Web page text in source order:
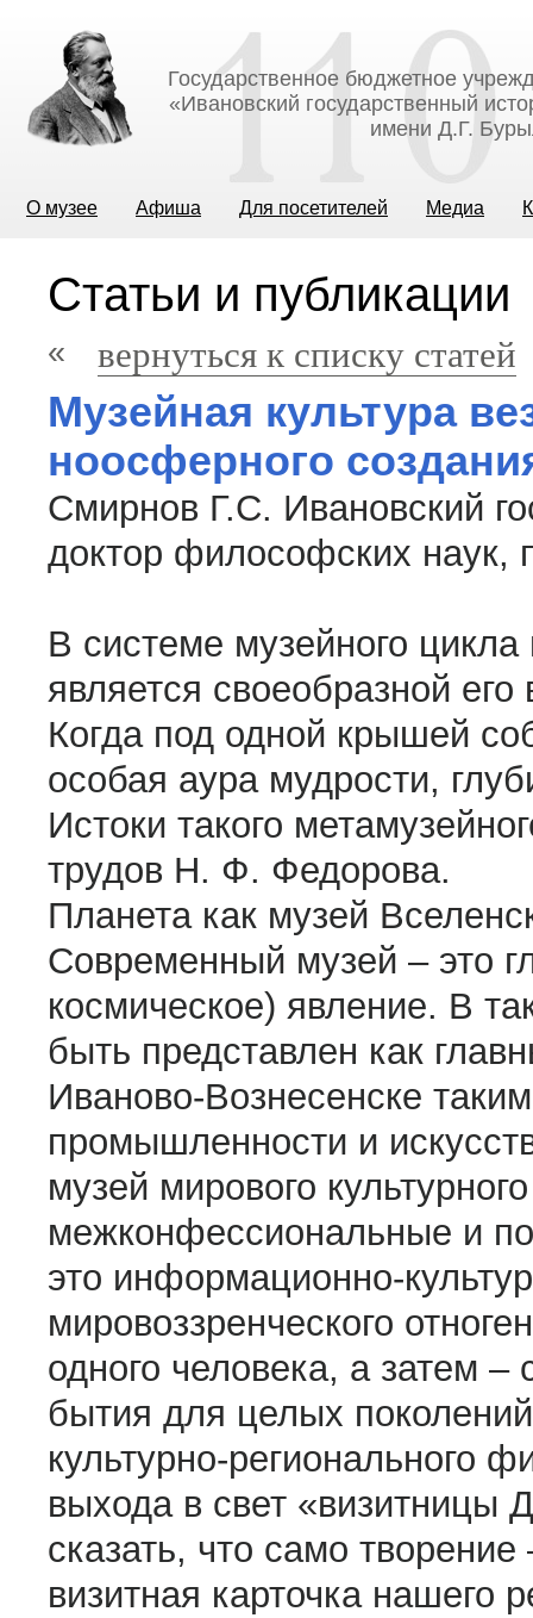
Государственное бюджетное
«Ивановский государственный
имени Д.Г.
О музее Афиша Для посетителей Медиа
Статьи и публикации
« вернуться к списку статей
Музейная культура
ноосферного
Смирнов Г.С. Ивановский
доктор философских наук,
В системе музейного
является своеобразной
Когда под одной крышей
особая аура мудрости,
Истоки такого
трудов Н. Ф. Федорова.
Планета как музей
Современный музей – это
космическое) явление. В
быть представлен как
Иваново-Вознесенске
промышленности и
музей мирового
межконфессиональные и
это информационно-
мировоззренческого
одного человека, а затем –
бытия для целых
культурно-регионального
выхода в свет
сказать, что само
визитная карточка нашего